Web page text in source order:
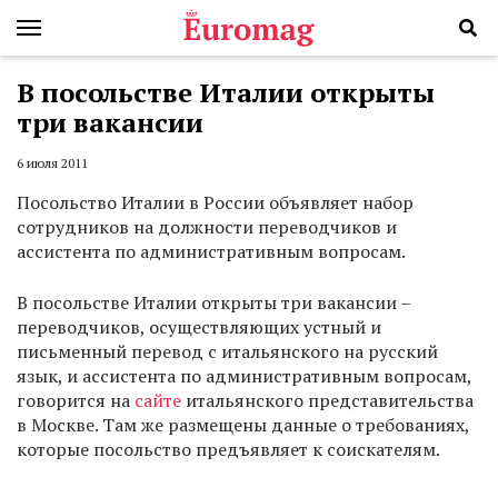
В посольстве Италии открыты
три вакансии
6 июля 2011
Посольство Италии в России объявляет набор
сотрудников на должности переводчиков и
ассистента по административным вопросам.
В посольстве Италии открыты три вакансии –
переводчиков, осуществляющих устный и
письменный перевод с итальянского на русский
язык, и ассистента по административным вопросам,
говорится на сайте итальянского представительства
в Москве. Там же размещены данные о требованиях,
которые посольство предъявляет к соискателям.